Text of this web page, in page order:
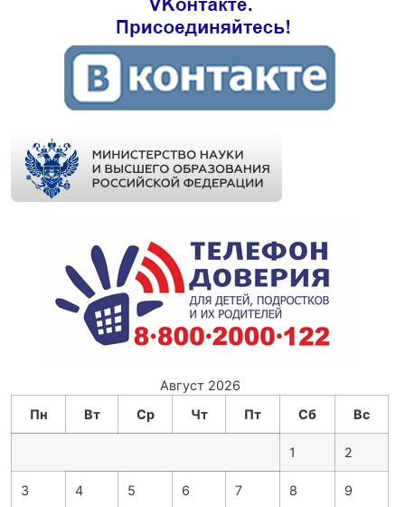
Август 2026
Пн
Вт Ср Чт Пт Сб Вс
1 2
3 4 5 6 7 8 9